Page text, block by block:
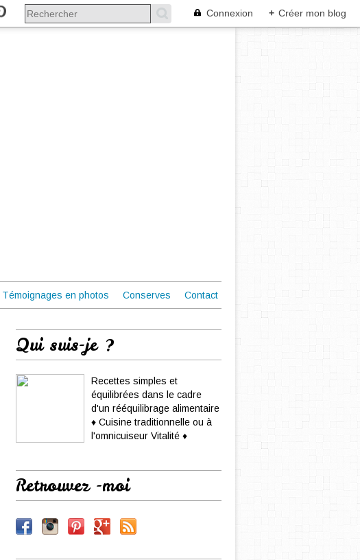
Connexion + Créer mon blog
Témoignages en photos Conserves Contact
Qui suis-je ?
Recettes simples et
équilibrées dans le cadre
d'un rééquilibrage alimentaire
♦ Cuisine traditionnelle ou à
l'omnicuiseur Vitalité ♦
Retrouvez -moi